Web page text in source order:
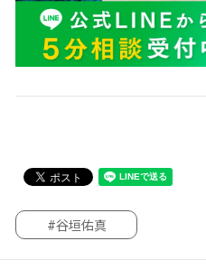
#谷垣佑真